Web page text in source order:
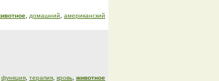
, домашний, американский
функция, терапия, кровь, животное